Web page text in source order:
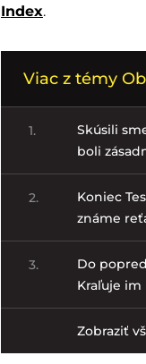
Index.
Viac z témy
1.
Skúsili
boli
2.
Koniec
známe
3.
Do
Kraľuje
Zobraziť